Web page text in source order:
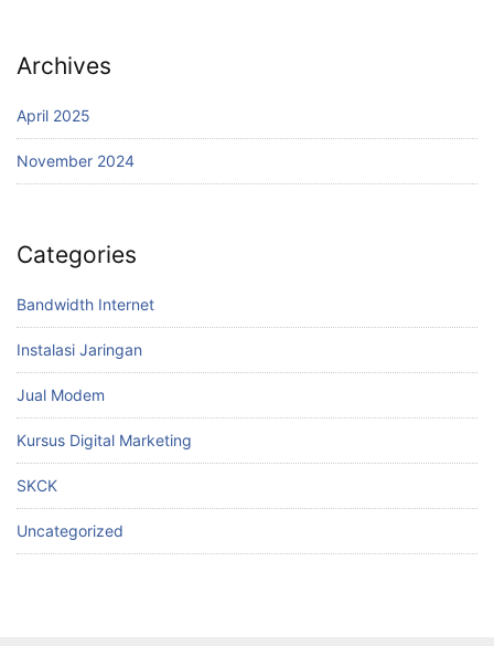
Archives
April 2025
November 2024
Categories
Bandwidth Internet
Instalasi Jaringan
Jual Modem
Kursus Digital Marketing
SKCK
Uncategorized